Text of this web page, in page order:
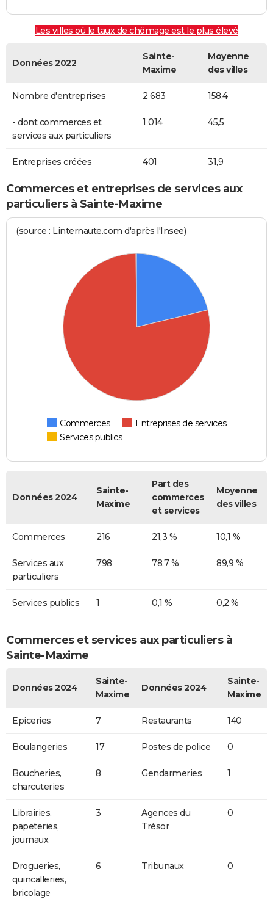
Les villes où le taux de chômage est le plus élevé
Données 2022
Sainte-
Maxime
Moyenne
des villes
Nombre d'entreprises 2 683 158,4
- dont commerces et
services aux particuliers
1 014 45,5
Entreprises créées 401 31,9
Commerces et entreprises de services aux
particuliers à Sainte-Maxime
(source : Linternaute.com d'après l'Insee)
Commerces
Entreprises de services
Services publics
Données 2024
Sainte-
Maxime
Part des
commerces
et services
Moyenne
des villes
Commerces 216 21,3 % 10,1 %
Services aux
particuliers
798 78,7 % 89,9 %
Services publics 1 0,1 % 0,2 %
Commerces et services aux particuliers à
Sainte-Maxime
Données 2024
Sainte-
Maxime
Données 2024
Sainte-
Maxime
Epiceries 7 Restaurants 140
Boulangeries 17 Postes de police 0
Boucheries,
charcuteries
8 Gendarmeries 1
Librairies,
papeteries,
journaux
3
Agences du
Trésor
0
Drogueries,
quincalleries,
bricolage
6 Tribunaux 0